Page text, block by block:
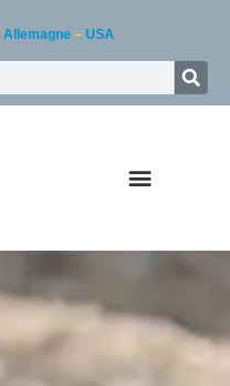
Allemagne – USA